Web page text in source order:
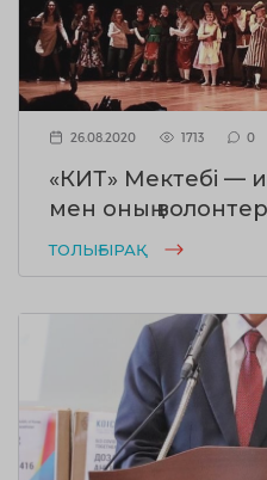
26.08.2020 1713 0
«КИТ» Мектебі —
мен оның
ТОЛЫҒЫРАҚ